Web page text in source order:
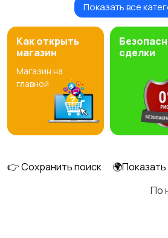
управление светом
Показать все
Как открыть
магазин
Магазин на
главной
сделки
👉 Сохранить поиск
По